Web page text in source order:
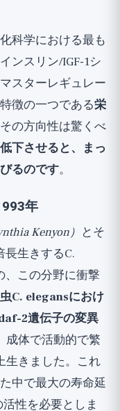
科学における最も
ンスリン/IGF-1シ
スターレギュレー
徴の一つである栄
の方向性は驚くべ
下させると、まっ
るのです。
年
Kenyon） とそ
長生きするC.
、この分野に衝撃
C. elegansにおけ
2遺伝子の変異
成体で活動的で繁
生きました。これ
中で最大の寿命延
性を必要としま